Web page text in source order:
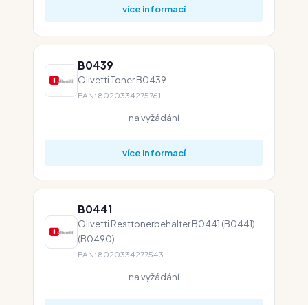
více informací
B0439
Olivetti Toner B0439
EAN: 8020334275761
na vyžádání
více informací
B0441
Olivetti Resttonerbehälter B0441 (B0441)
(B0490)
EAN: 8020334277543
na vyžádání